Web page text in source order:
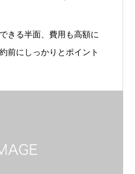
きる半面、費用も高額に
前にしっかりとポイント